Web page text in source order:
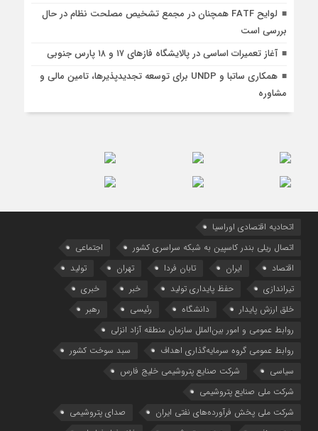
لوایح FATF همچنان در مجمع تشخیص مصلحت نظام در حال
بررسی است
آغاز تعمیرات اساسی در پالایشگاه فازهای ۱۷ و ۱۸ پارس جنوبی
همکاری ساتبا و UNDP برای توسعه تجدیدپذیرها، تامین مالی و
مشاوره
اتحادیه اقتصادی اوراسیا
اتصال ریلی بندر کاسپین به شبکه سراسری کشور
اجتماعی
اقتصاد
ایران تابان فردا تهران
تولید
تیراندازی
حفظ پایداری تولید خبر
خبری
خلق ارزش پایدار
دانشگاه رئیسی
رهبر
روابط عمومی و امور بین‌الملل سازمان منطقه آزاد انزلی
روابط عمومی گروه سرمایه‌گذاری اهداف
سبد سوخت کشور
سیاسی
شرکت صنایع پتروشیمی خلیج فارس
شرکت ملی صنایع پتروشیمی
شرکت ملی پخش فرآورده‌های نفتی ایران
صدای پتروشیمی